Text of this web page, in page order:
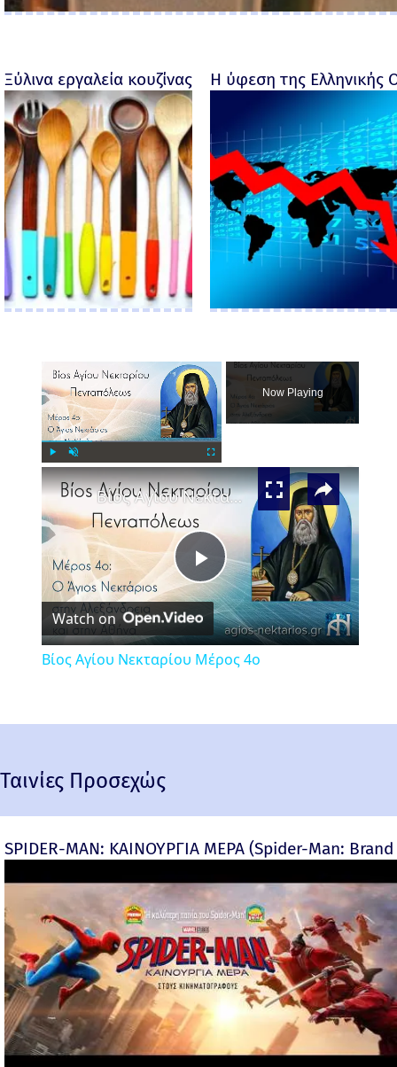
Ξύλινα εργαλεία κουζίνας με προσωπικότητα
Η ύφεση της Ελληνικής
Now Playing
×
Play
Video
Βίος Αγίου Νεκταρίου Μέρος 4ο
Watch on
Βίος Αγίου Νεκταρίου Μέρος 4ο
Ταινίες Προσεχώς
SPIDER-MAN: ΚΑΙΝΟΥΡΓΙΑ ΜΕΡΑ (Spider-Man: